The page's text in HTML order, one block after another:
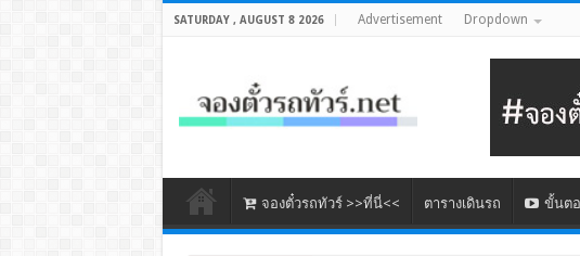
SATURDAY , AUGUST 8 2026 Advertisement Dropdown
จองตั๋วรถทัวร์ >>ที่นี่<< ตารางเดินรถ ขั้นต